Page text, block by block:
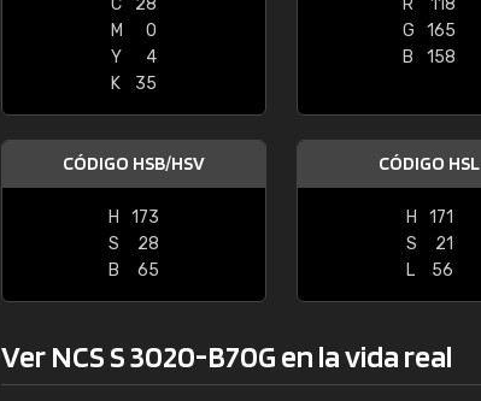
C
28
M
0
Y
4
K
35
R
118
G
165
B
158
CÓDIGO HSB/HSV
H
173
S
28
B
65
CÓDIGO HSL
H
171
S
21
L
56
Ver NCS S 3020-B70G en la vida real